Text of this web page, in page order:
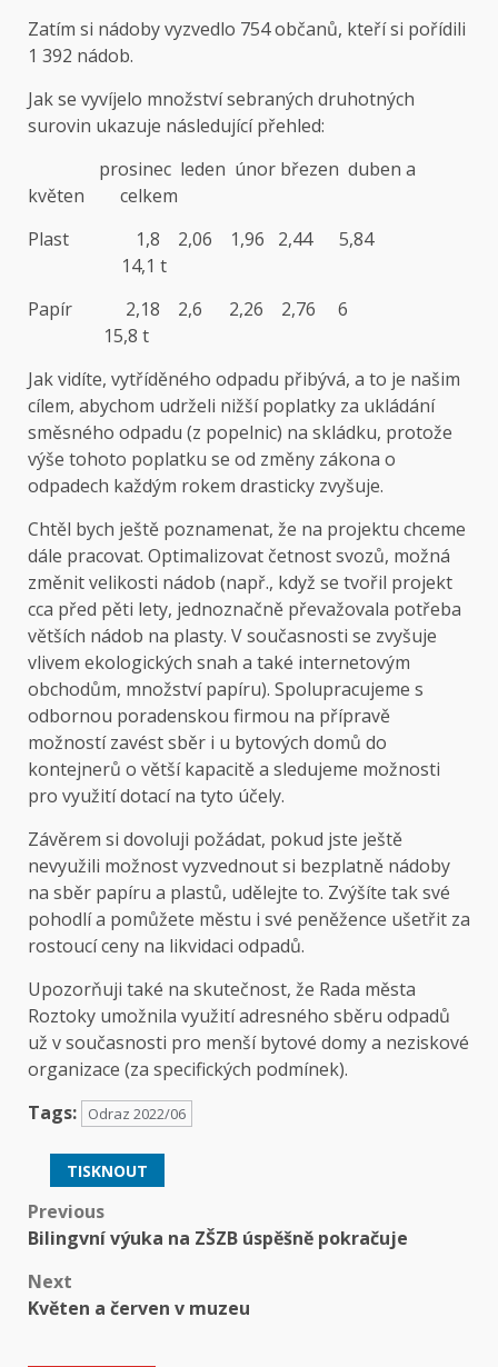
Zatím si nádoby vyzvedlo 754 občanů, kteří si pořídili
1 392 nádob.
Jak se vyvíjelo množství sebraných druhotných
surovin ukazuje následující přehled:
prosinec leden únor březen duben a
květen celkem
Plast 1,8 2,06 1,96 2,44 5,84
14,1 t
Papír 2,18 2,6 2,26 2,76 6
15,8 t
Jak vidíte, vytříděného odpadu přibývá, a to je našim
cílem, abychom udrželi nižší poplatky za ukládání
směsného odpadu (z popelnic) na skládku, protože
výše tohoto poplatku se od změny zákona o
odpadech každým rokem drasticky zvyšuje.
Chtěl bych ještě poznamenat, že na projektu chceme
dále pracovat. Optimalizovat četnost svozů, možná
změnit velikosti nádob (např., když se tvořil projekt
cca před pěti lety, jednoznačně převažovala potřeba
větších nádob na plasty. V současnosti se zvyšuje
vlivem ekologických snah a také internetovým
obchodům, množství papíru). Spolupracujeme s
odbornou poradenskou firmou na přípravě
možností zavést sběr i u bytových domů do
kontejnerů o větší kapacitě a sledujeme možnosti
pro využití dotací na tyto účely.
Závěrem si dovoluji požádat, pokud jste ještě
nevyužili možnost vyzvednout si bezplatně nádoby
na sběr papíru a plastů, udělejte to. Zvýšíte tak své
pohodlí a pomůžete městu i své peněžence ušetřit za
rostoucí ceny na likvidaci odpadů.
Upozorňuji také na skutečnost, že Rada města
Roztoky umožnila využití adresného sběru odpadů
už v současnosti pro menší bytové domy a neziskové
organizace (za specifických podmínek).
Tags:
Odraz 2022/06
TISKNOUT
Post
navigation
Previous
Bilingvní výuka na ZŠZB úspěšně pokračuje
Next
Květen a červen v muzeu